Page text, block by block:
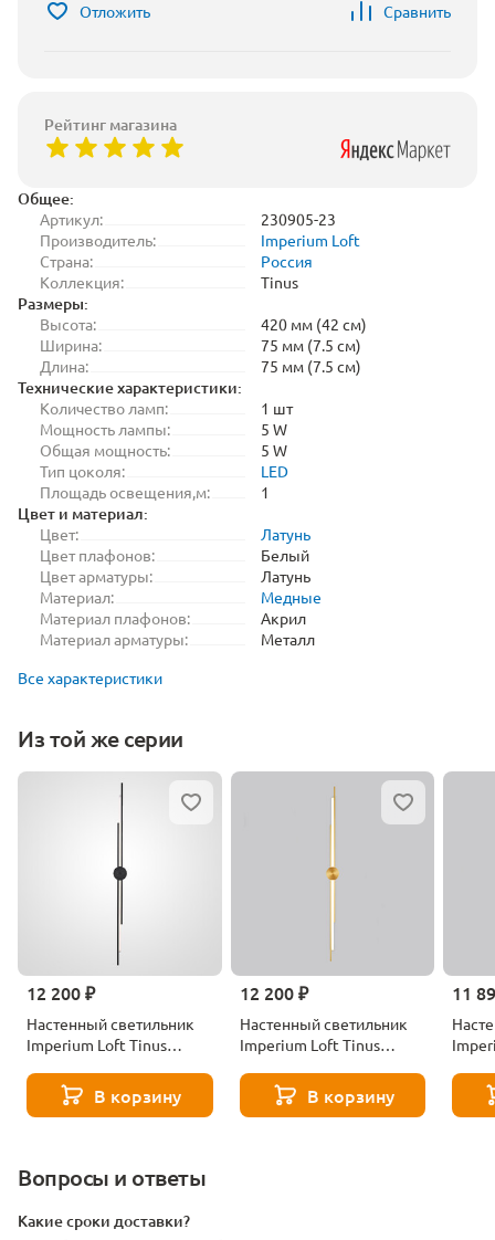
Общее:
Артикул:
230905-23
Производитель:
Imperium Loft
Страна:
Россия
Коллекция:
Tinus
Размеры:
Высота:
420 мм (42 см)
Ширина:
75 мм (7.5 см)
Длина:
75 мм (7.5 см)
Технические характеристики:
Количество ламп:
1 шт
Мощность лампы:
5 W
Общая мощность:
5 W
Тип цоколя:
LED
Площадь освещения,м:
1
Цвет и материал:
Цвет:
Латунь
Цвет плафонов:
Белый
Цвет арматуры:
Латунь
Материал:
Медные
Материал плафонов:
Акрил
Материал арматуры:
Металл
Все характеристики
Из той же серии
12 200 ₽
Настенный светильник
Imperium Loft Tinus
В корзину
12 200 ₽
Настенный светильник
Imperium Loft Tinus
В корзину
11
Вопросы и ответы
Какие сроки доставки?
Отложить Сравнить
Рейтинг магазина